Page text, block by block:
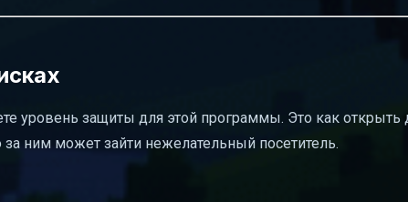
уровень защиты для этой программы. Это как
ним может зайти нежелательный посетитель.